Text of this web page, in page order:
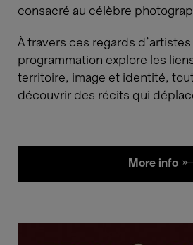
consacré au célèbre
À travers ces regards
programmation explore les
territoire, image et identité,
découvrir des récits qui
More info £